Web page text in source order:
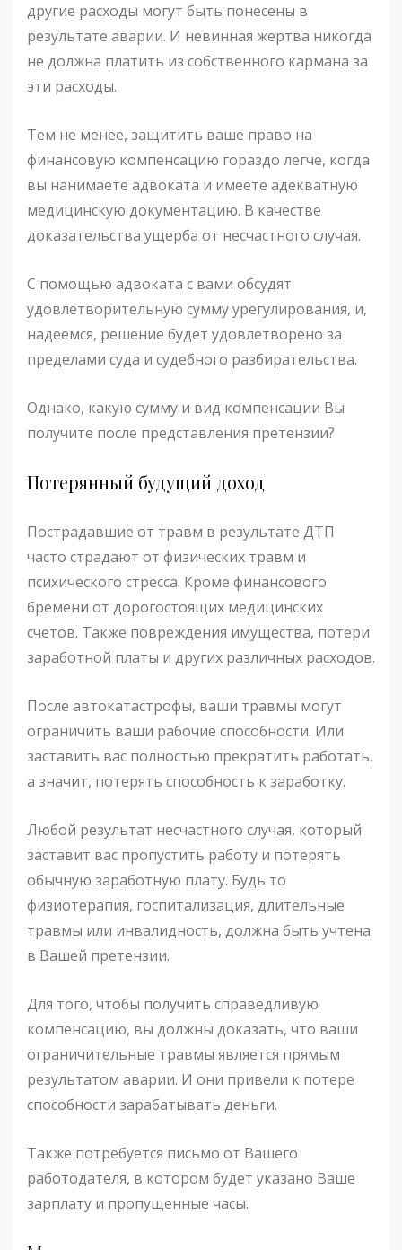
другие расходы могут быть понесены в
результате аварии. И невинная жертва никогда
не должна платить из собственного кармана за
эти расходы.
Тем не менее, защитить ваше право на
финансовую компенсацию гораздо легче, когда
вы нанимаете адвоката и имеете адекватную
медицинскую документацию. В качестве
доказательства ущерба от несчастного случая.
С помощью адвоката с вами обсудят
удовлетворительную сумму урегулирования, и,
надеемся, решение будет удовлетворено за
пределами суда и судебного разбирательства.
Однако, какую сумму и вид компенсации Вы
получите после представления претензии?
Потерянный будущий доход
Пострадавшие от травм в результате ДТП
часто страдают от физических травм и
психического стресса. Кроме финансового
бремени от дорогостоящих медицинских
счетов. Также повреждения имущества, потери
заработной платы и других различных расходов.
После автокатастрофы, ваши травмы могут
ограничить ваши рабочие способности. Или
заставить вас полностью прекратить работать,
а значит, потерять способность к заработку.
Любой результат несчастного случая, который
заставит вас пропустить работу и потерять
обычную заработную плату. Будь то
физиотерапия, госпитализация, длительные
травмы или инвалидность, должна быть учтена
в Вашей претензии.
Для того, чтобы получить справедливую
компенсацию, вы должны доказать, что ваши
ограничительные травмы является прямым
результатом аварии. И они привели к потере
способности зарабатывать деньги.
Также потребуется письмо от Вашего
работодателя, в котором будет указано Ваше
зарплату и пропущенные часы.